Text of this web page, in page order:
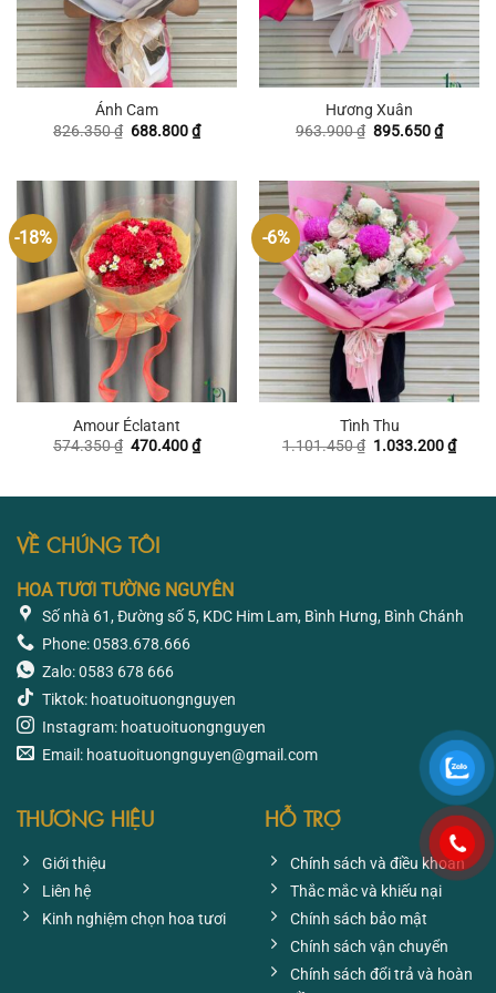
Ánh Cam
826.350₫ Giá
688.800₫Giá
hiện
688.800 ₫.
Hương Xuân
963.900₫ Giá
895.650₫Giá
hiện
-18%
Amour Éclatant
574.350₫ Giá
470.400₫Giá
hiện
470.400 ₫.
-6%
Tình Thu
1.101.450₫ Giá
1.033.200₫Giá
hiện
VỀ CHÚNG TÔI
HOA TƯƠI TƯỜNG NGUYÊN
Số nhà 61, Đường số 5, KDC Him Lam, Bình Hưng, Bình Chánh
Phone: 0583.678.666
Zalo: 0583 678 666
Tiktok: hoatuoituongnguyen
Instagram: hoatuoituongnguyen
Email: hoatuoituongnguyen@gmail.com
THƯƠNG HIỆU
Giới thiệu
Liên hệ
Kinh nghiệm chọn hoa tươi
HỖ TRỢ
Chính sách và điều khoản
Thắc mắc và khiếu nại
Chính sách bảo mật
Chính sách vận chuyển
Chính sách đổi trả và hoàn